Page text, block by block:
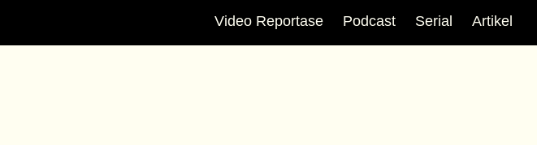
Video Reportase Podcast Serial Artikel